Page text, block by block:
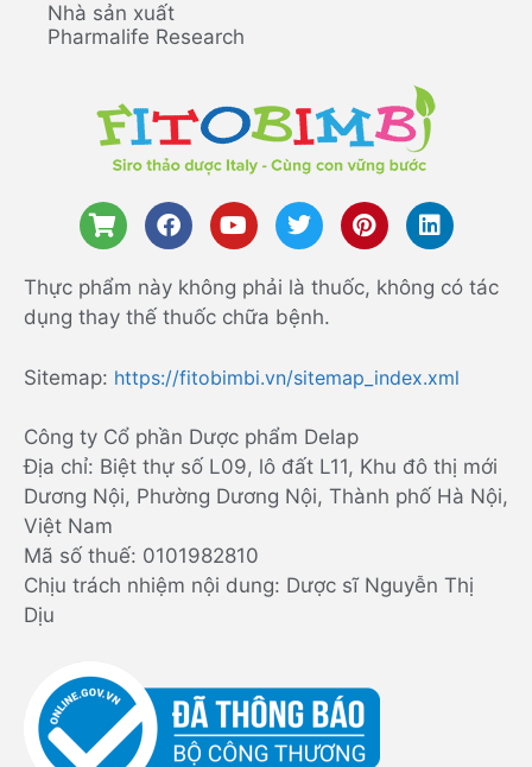
Nhà sản xuất
Pharmalife Research
Thực phẩm này không phải là thuốc, không có tác
dụng thay thế thuốc chữa bệnh.
Sitemap: https://fitobimbi.vn/sitemap_index.xml
Công ty Cổ phần Dược phẩm Delap
Địa chỉ: Biệt thự số L09, lô đất L11, Khu đô thị mới
Dương Nội, Phường Dương Nội, Thành phố Hà Nội,
Việt Nam
Mã số thuế: 0101982810
Chịu trách nhiệm nội dung: Dược sĩ Nguyễn Thị
Dịu